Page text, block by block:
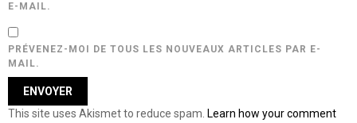
E-MAIL.
PRÉVENEZ-MOI DE TOUS LES NOUVEAUX ARTICLES PAR E-
MAIL.
This site uses Akismet to reduce spam. Learn how your comment